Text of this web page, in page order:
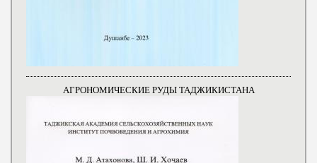
АГРОНОМИЧЕСКИЕ РУДЫ ТАДЖИКИСТАНА